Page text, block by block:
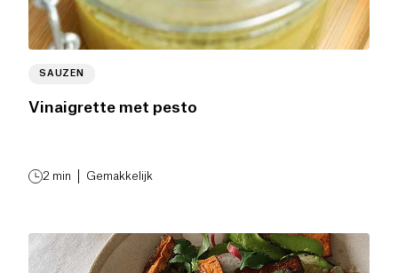
SAUZEN
Vinaigrette met pesto
2 min Gemakkelijk